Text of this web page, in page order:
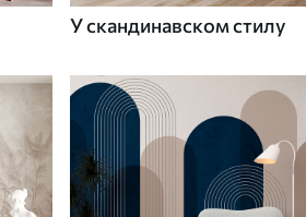
У скандинавском стилу